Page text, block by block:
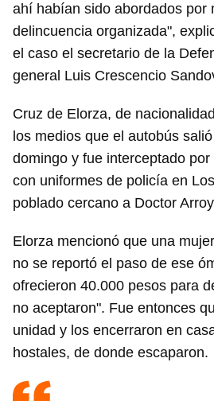
ahí habían sido abordados por
delincuencia organizada",
el caso el secretario de la
general Luis Crescencio
Cruz de Elorza, de
los medios que el autobús
domingo y fue interceptado
con uniformes de policía en
poblado cercano a Doctor
Elorza mencionó que una
no se reportó el paso de ese
ofrecieron 40.000 pesos para
no aceptaron". Fue entonces
unidad y los encerraron en
hostales, de donde escaparon.